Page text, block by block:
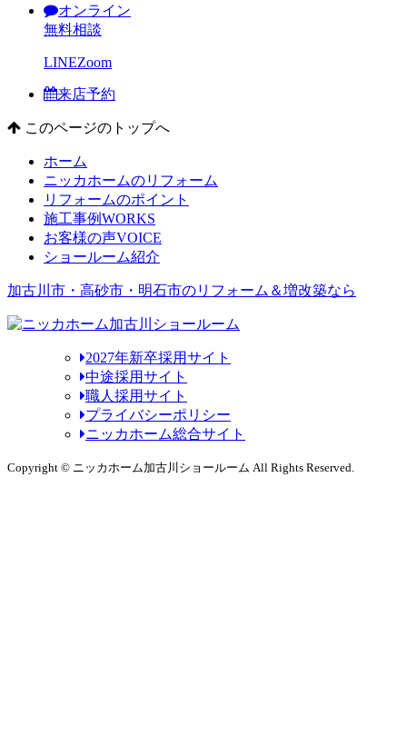
オンライン
無料相談
LINEZoom
来店予約
このページのトップへ
ホーム
ニッカホームのリフォーム
リフォームのポイント
施工事例WORKS
お客様の声VOICE
ショールーム紹介
加古川市・高砂市・明石市のリフォーム＆増改築なら
2027年新卒採用サイト
中途採用サイト
職人採用サイト
プライバシーポリシー
ニッカホーム総合サイト
Copyright © ニッカホーム加古川ショールーム All Rights Reserved.